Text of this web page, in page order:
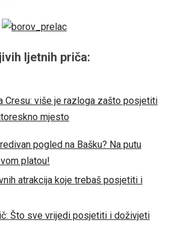
ljetnih priča:
Cresu: više je razloga zašto posjetiti
mjesto
pogled na Bašku? Na putu
platou!
atrakcija koje trebaš posjetiti i
Što sve vrijedi posjetiti i doživjeti